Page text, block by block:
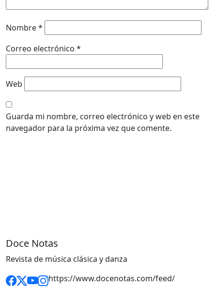
Nombre*
Correo electrónico *
Web
Guarda mi nombre, correo electrónico y web en este
navegador para la próxima vez que comente.
Doce Notas
Revista de música clásica y danza
https://www.docenotas.com/feed/